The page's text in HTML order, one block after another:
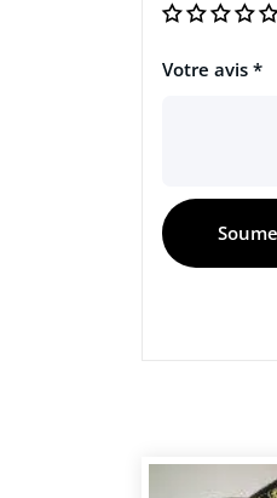
Votre avis *